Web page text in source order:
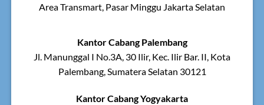
Area Transmart, Pasar Minggu Jakarta Selatan
Kantor Cabang Palembang
Jl. Manunggal I No.3A, 30 Ilir, Kec. Ilir Bar. II, Kota
Palembang, Sumatera Selatan 30121
Kantor Cabang Yogyakarta